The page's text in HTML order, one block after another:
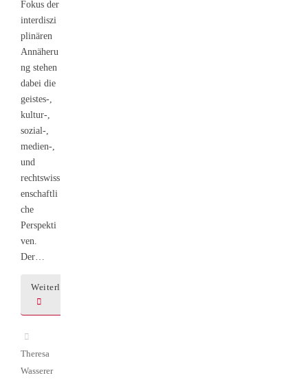
Fokus der
interdiszi
plinären
Annäheru
ng stehen
dabei die
geistes-,
kultur-,
sozial-,
medien-,
und
rechtswiss
enschaftli
che
Perspekti
ven.
Der…
Weiterlesen
Theresa
Wasserer